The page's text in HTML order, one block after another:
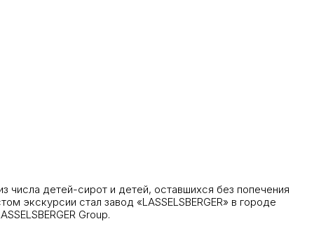
числа детей-сирот и детей, оставшихся без попечения
экскурсии стал завод «LASSELSBERGER» в городе
Group.